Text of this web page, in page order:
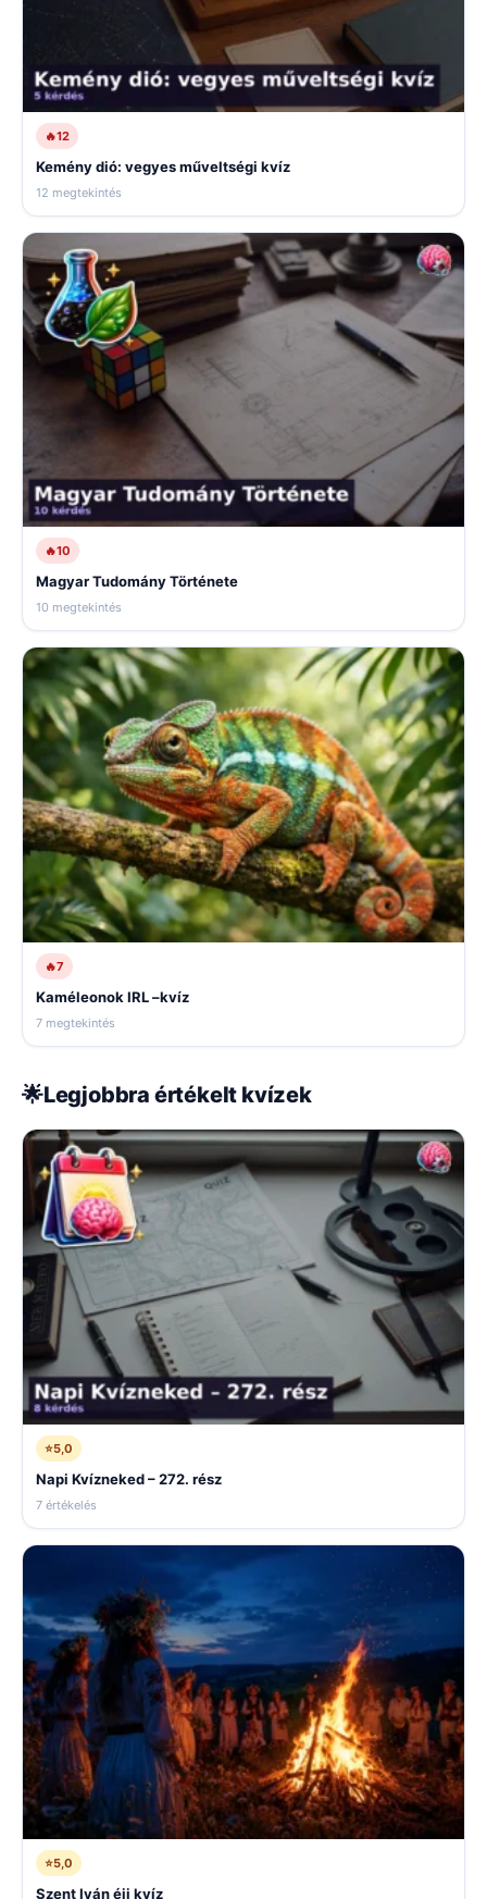
🔥12
Kemény dió: vegyes műveltségi kvíz
12 megtekintés
🔥10
Magyar Tudomány Története
10 megtekintés
🔥7
Kaméleonok IRL –kvíz
7 megtekintés
🌟Legjobbra értékelt kvízek
⭐5,0
Napi Kvízneked – 272. rész
7 értékelés
⭐5,0
Szent Iván éji kvíz